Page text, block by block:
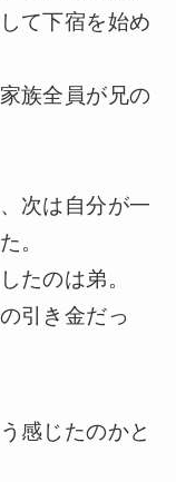
て下宿を始め
族全員が兄の
次は自分が一
。
たのは弟。
引き金だっ
感じたのかと